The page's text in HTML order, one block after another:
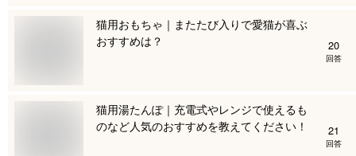
猫用おもちゃ｜またたび入りで愛猫が喜ぶ
おすすめは？
20
回答
猫用湯たんぽ｜充電式やレンジで使えるも
のなど人気のおすすめを教えてください！
21
回答